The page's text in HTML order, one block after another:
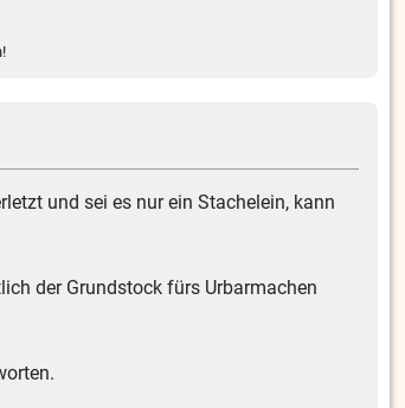
und sei es nur ein Stachelein, kann
der Grundstock fürs Urbarmachen